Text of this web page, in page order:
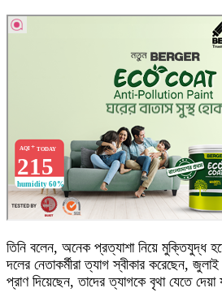
তিনি বলেন, অনেক প্রত্যাশা নিয়ে মুক্তিযুদ্ধ
দলের নেতাকর্মীরা ত্যাগ স্বীকার করেছেন,
প্রাণ দিয়েছেন, তাদের ত্যাগকে বৃথা যেতে দেয়া